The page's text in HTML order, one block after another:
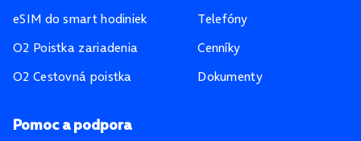
eSIM do smart hodiniek
O2 Poistka zariadenia
O2 Cestovná poistka
Telefóny
Cenníky
Dokumenty
Pomoc a podpora